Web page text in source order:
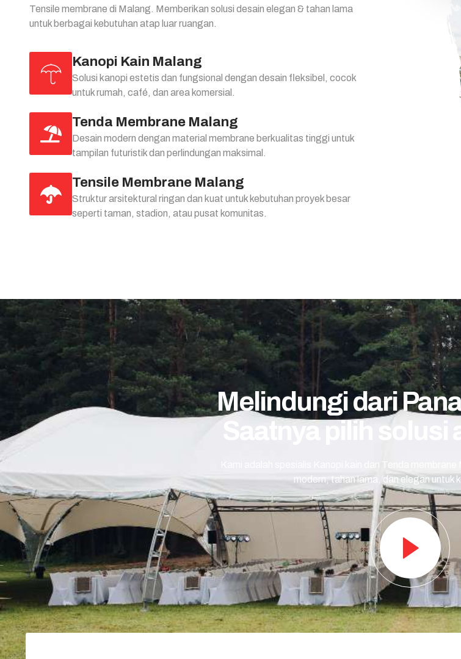
Tensile membrane di Malang. Memberikan solusi desain elegan & tahan lama
untuk berbagai kebutuhan atap luar ruangan.
Kanopi Kain Malang
Solusi kanopi estetis dan fungsional dengan desain fleksibel, cocok
untuk rumah, café, dan area komersial.
Tenda Membrane Malang
Desain modern dengan material membrane berkualitas tinggi untuk
tampilan futuristik dan perlindungan maksimal.
Tensile Membrane Malang
Struktur arsitektural ringan dan kuat untuk kebutuhan proyek besar
seperti taman, stadion, atau pusat komunitas.
Melindungi dari
Saatnya pilih solusi
modern, tahan lama, dan elegan untuk